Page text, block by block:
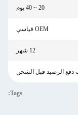
20 ~ 40 يوم
OEM قياسي
12 شهر
Tags: